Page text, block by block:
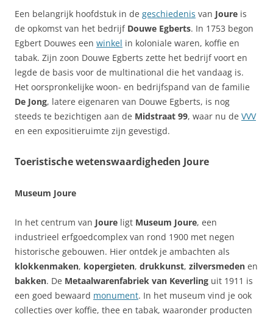
Een belangrijk hoofdstuk in de geschiedenis van Joure is
de opkomst van het bedrijf Douwe Egberts. In 1753 begon
Egbert Douwes een winkel in koloniale waren, koffie en
tabak. Zijn zoon Douwe Egberts zette het bedrijf voort en
legde de basis voor de multinational die het vandaag is.
Het oorspronkelijke woon- en bedrijfspand van de familie
De Jong, latere eigenaren van Douwe Egberts, is nog
steeds te bezichtigen aan de Midstraat 99, waar nu de VVV
en een expositieruimte zijn gevestigd.
Toeristische wetenswaardigheden Joure
Museum Joure
In het centrum van Joure ligt Museum Joure, een
industrieel erfgoedcomplex van rond 1900 met negen
historische gebouwen. Hier ontdek je ambachten als
klokkenmaken, kopergieten, drukkunst, zilversmeden en
bakken. De Metaalwarenfabriek van Keverling uit 1911 is
een goed bewaard monument. In het museum vind je ook
collecties over koffie, thee en tabak, waaronder producten